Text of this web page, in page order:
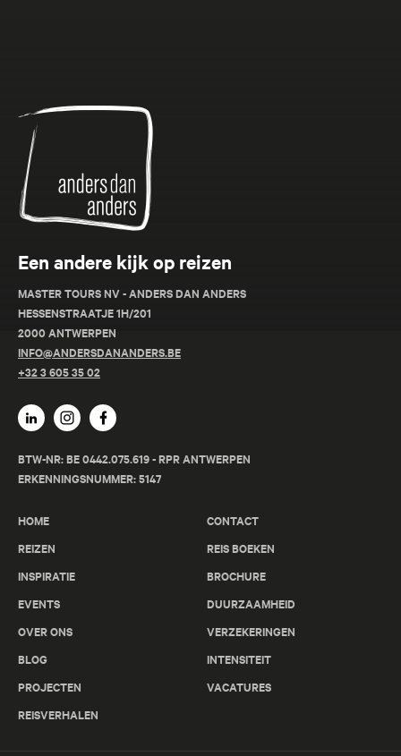
Anders
dan
Anders
Een andere kijk op reizen
MASTER TOURS NV - ANDERS DAN ANDERS
HESSENSTRAATJE 1H/201
2000 ANTWERPEN
INFO@ANDERSDANANDERS.BE
+32 3 605 35 02
BTW-NR: BE 0442.075.619 - RPR ANTWERPEN
ERKENNINGSNUMMER: 5147
HOME
REIZEN
INSPIRATIE
EVENTS
OVER ONS
BLOG
PROJECTEN
REISVERHALEN
CONTACT
REIS BOEKEN
BROCHURE
DUURZAAMHEID
VERZEKERINGEN
INTENSITEIT
VACATURES